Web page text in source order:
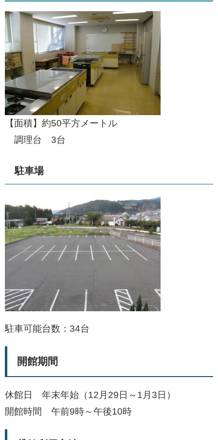
【面積】約50平方メートル
調理台 3台
駐車場
駐車可能台数：34台
開館期間
休館日 年末年始（12月29日～1月3日）
開館時間 午前9時～午後10時